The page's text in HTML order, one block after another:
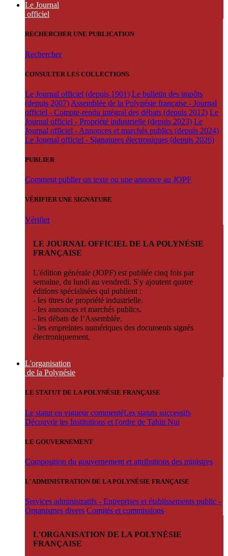
Le Journal
officiel
RECHERCHER UNE PUBLICATION
Rechercher
CONSULTER LES COLLECTIONS
Le Journal officiel (depuis 1901) Le bulletin des impôts
(depuis 2007) Assemblée de la Polynésie française - Journal
officiel - Compte-rendu intégral des débats (depuis 2012) Le
Journal officiel - Propriété industrielle (depuis 2023) Le
Journal officiel - Annonces et marchés publics (depuis 2024)
Le Journal officiel - Signatures électroniques (depuis 2026)
PUBLIER
Comment publier un texte ou une annonce au JOPF
VÉRIFIER UNE SIGNATURE
Vérifier
LE JOURNAL OFFICIEL DE LA POLYNÉSIE
FRANÇAISE
L'édition générale (JOPF) est publiée cinq fois par
semaine, du lundi au vendredi. S'y ajoutent quatre
éditions spécialisées qui publient :
- les titres de propriété industrielle.
- les annonces et marchés publics.
- les débats de l’Assemblée.
- les empreintes numériques des documents signés
électroniquement.
L'organisation
de la Polynésie
LE STATUT DE LA POLYNÉSIE FRANÇAISE
Le statut en vigueur commentéLes statuts successifs
Découvrir les Institutions et l'ordre de Tahiti Nui
LE GOUVERNEMENT
Composition du gouvernement et attributions des ministres
L'ADMINISTRATION DE LA POLYNÉSIE FRANÇAISE
Services administratifs - Entreprises et établissements public -
Organismes divers Comités et commissions
L'ORGANISATION DE LA POLYNÉSIE
FRANÇAISE